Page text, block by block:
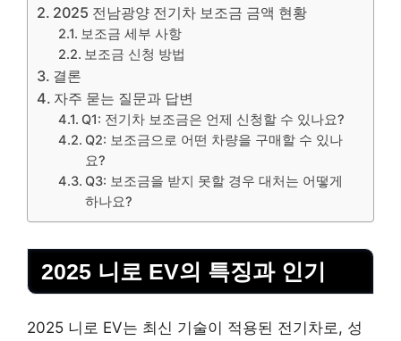
2025 전남광양 전기차 보조금 금액 현황
보조금 세부 사항
보조금 신청 방법
결론
자주 묻는 질문과 답변
Q1: 전기차 보조금은 언제 신청할 수 있나요?
Q2: 보조금으로 어떤 차량을 구매할 수 있나
요?
Q3: 보조금을 받지 못할 경우 대처는 어떻게
하나요?
2025 니로 EV의 특징과 인기
2025 니로 EV는 최신 기술이 적용된 전기차로, 성